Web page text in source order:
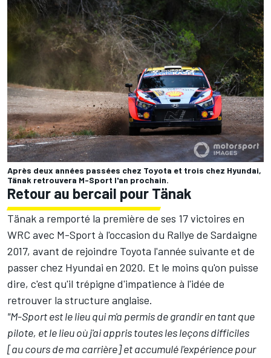
Après deux années passées chez Toyota et trois chez Hyundai,
Tänak retrouvera M-Sport l'an prochain.
Retour au bercail pour Tänak
Tänak a remporté la première de ses 17 victoires en
WRC avec M-Sport à l'occasion du Rallye de Sardaigne
2017, avant de rejoindre Toyota l'année suivante et de
passer chez Hyundai en 2020. Et le moins qu'on puisse
dire, c'est qu'il trépigne d'impatience à l'idée de
retrouver la structure anglaise.
"M-Sport est le lieu qui m'a permis de grandir en tant que
pilote, et le lieu où j'ai appris toutes les leçons difficiles
[au cours de ma carrière] et accumulé l'expérience pour